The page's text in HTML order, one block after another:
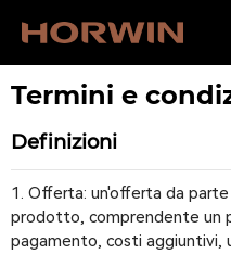
Termini e
Definizioni
Offerta: un'offerta da parte
prodotto, comprendente un
pagamento, costi aggiuntivi,